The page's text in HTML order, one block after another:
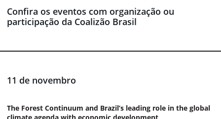
Confira os eventos com organização ou
participação da Coalizão Brasil
11 de novembro
The Forest Continuum and Brazil’s leading role in the global